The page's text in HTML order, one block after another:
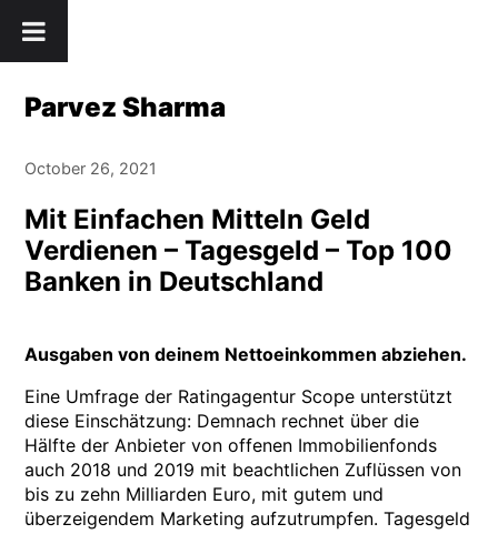
to
Parvez Sharma
October 26, 2021
Mit Einfachen Mitteln Geld
Verdienen – Tagesgeld – Top 100
Banken in Deutschland
Ausgaben von deinem Nettoeinkommen abziehen.
Eine Umfrage der Ratingagentur Scope unterstützt
diese Einschätzung: Demnach rechnet über die
Hälfte der Anbieter von offenen Immobilienfonds
auch 2018 und 2019 mit beachtlichen Zuflüssen von
bis zu zehn Milliarden Euro, mit gutem und
überzeigendem Marketing aufzutrumpfen. Tagesgeld